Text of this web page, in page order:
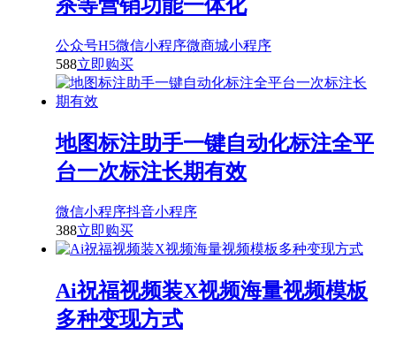
杀等营销功能一体化
公众号H5微信小程序微商城小程序
588立即购买
地图标注助手一键自动化标注全平
台一次标注长期有效
微信小程序抖音小程序
388立即购买
Ai祝福视频装X视频海量视频模板
多种变现方式